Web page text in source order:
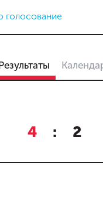
голосование
4 : 2